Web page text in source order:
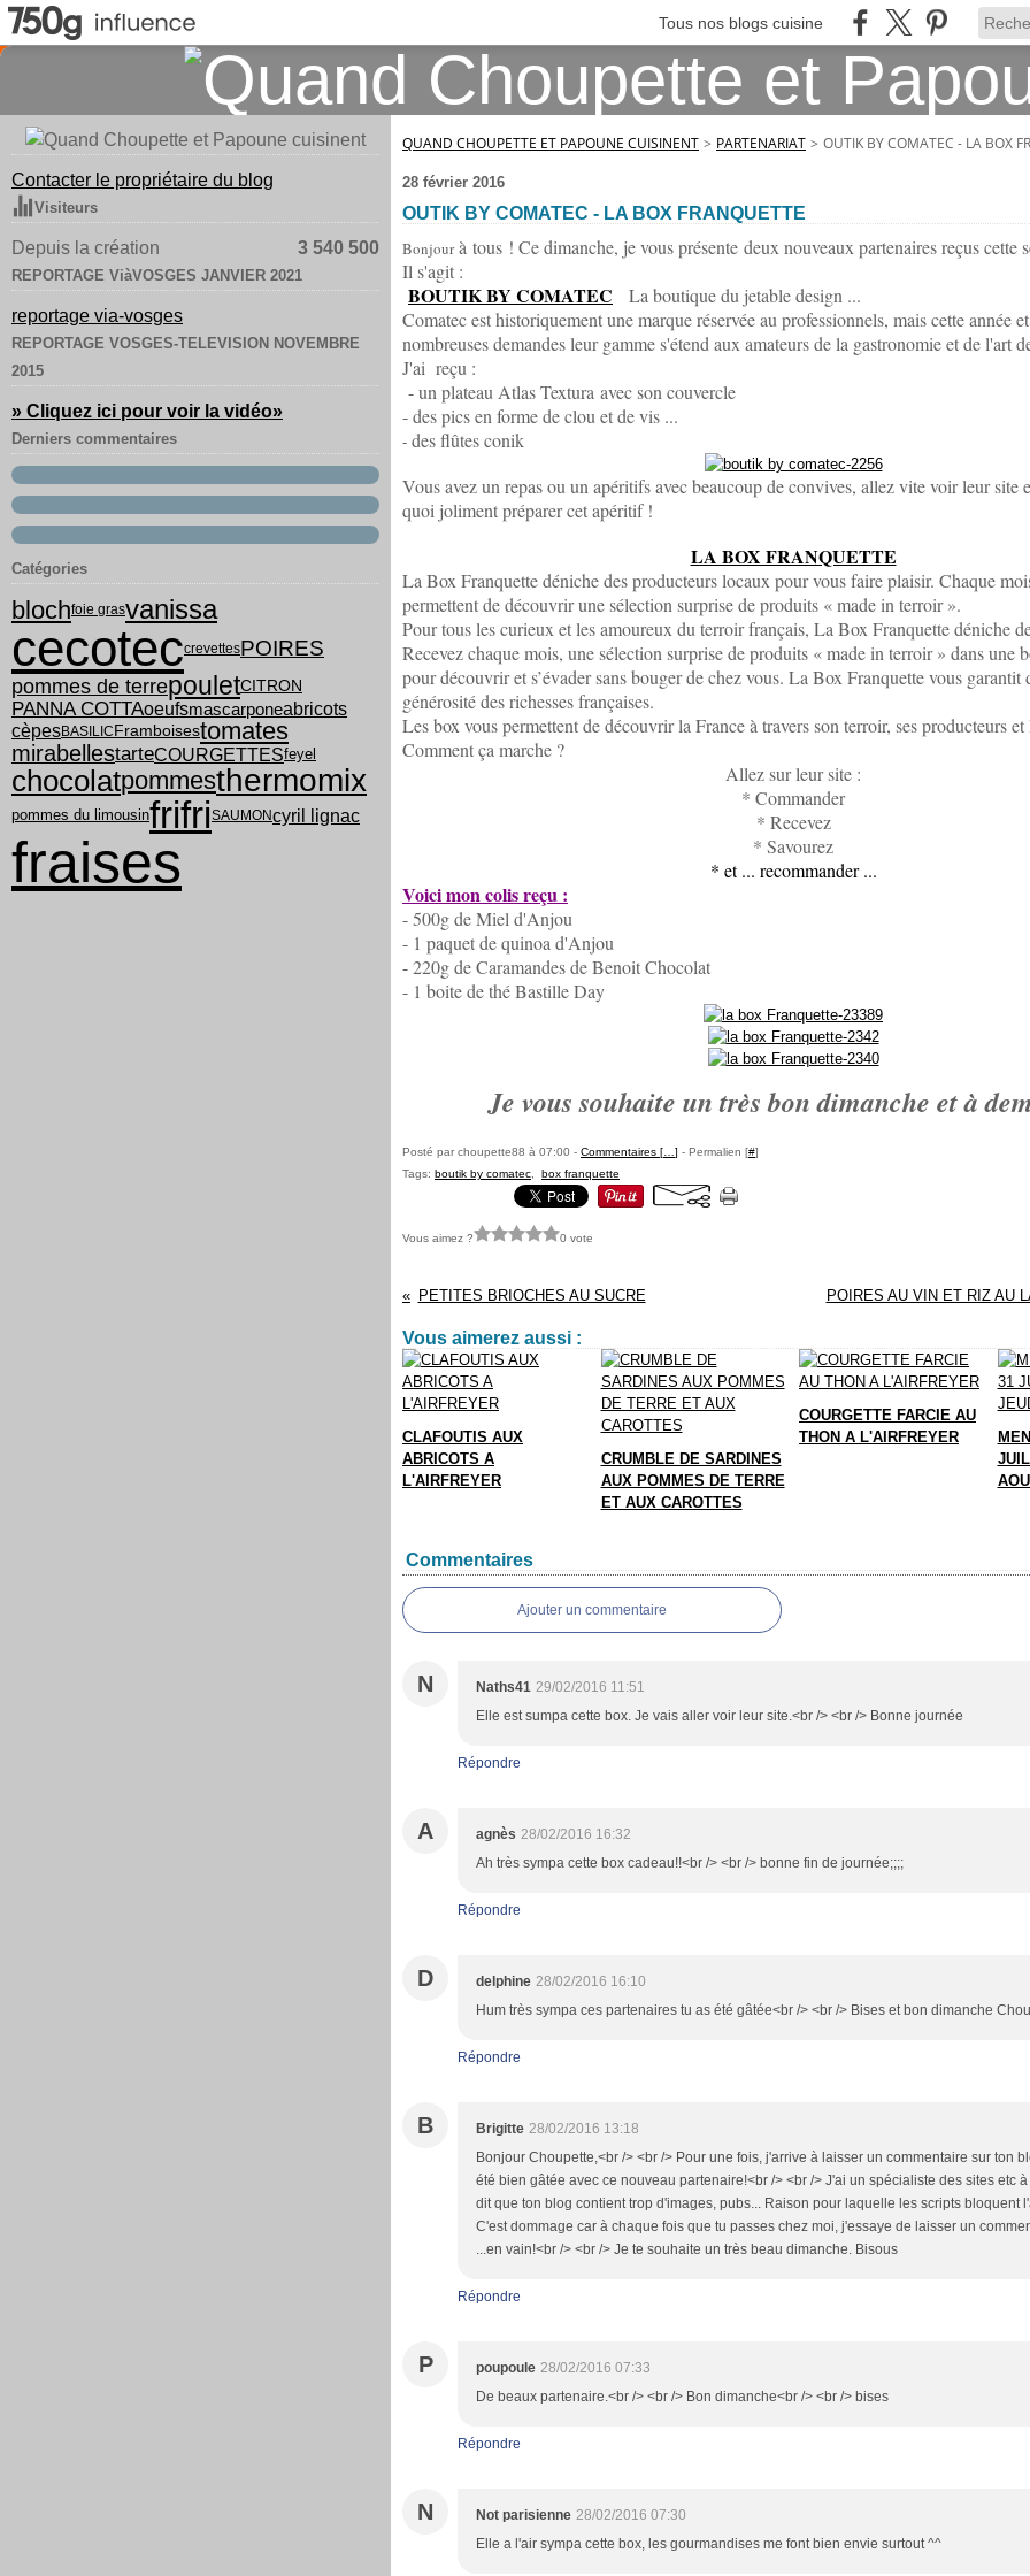
Tous nos blogs cuisine
Contacter le propriétaire du blog
Visiteurs
Depuis la création 3 540 500
REPORTAGE ViàVOSGES JANVIER 2021
reportage via-vosges
REPORTAGE VOSGES-TELEVISION NOVEMBRE
2015
» Cliquez ici pour voir la vidéo»
Derniers commentaires
Catégories
blochfoie grasvanissa
cecoteccrevettesPOIRES
pommes de terrepouletCITRON
PANNA COTTAoeufsmascarponeabricots
cèpesBASILIC Framboisestomates
mirabellestarteCOURGETTESfeyel
chocolatpommesthermomix
pommes du limousinfrifriSAUMONcyril lignac
fraises
QUAND CHOUPETTE ET PAPOUNE CUISINENT > PARTENARIAT > OUTIK BY COMATEC - LA BOX
28 février 2016
OUTIK BY COMATEC - LA BOX FRANQUETTE
Bonjourà tous ! Ce dimanche, je vous présente deux nouveaux partenaires reçus cette
Il s'agit :
BOUTIK BY COMATEC
La boutique du jetable design ...
Comatec est historiquement une marque réservée au professionnels, mais cette année
nombreuses demandes leur gamme s'étend aux amateurs de la gastronomie et de l'art
J'ai reçu :
- un plateau Atlas Textura avec son couvercle
- des pics en forme de clou et de vis ...
- des flûtes conik
Vous avez un repas ou un apéritifs avec beaucoup de convives, allez vite voir leur site
quoi joliment préparer cet apéritif !
LA BOX FRANQUETTE
La Box Franquette déniche des producteurs locaux pour vous faire plaisir. Chaque
permettent de découvrir une sélection surprise de produits « made in terroir ».
Pour tous les curieux et les amoureux du terroir français, La Box Franquette déniche
Recevez chaque mois, une sélection surprise de produits « made in terroir » dans une
pour découvrir et s’évader sans bouger de chez vous. La Box Franquette vous garantit
générosité des richesses françaises.
Les box vous permettent de découvrir la France à travers son terroir, ses producteurs
Comment ça marche ?
Allez sur leur site :
* Commander
* Recevez
* Savourez
* et ... recommander ...
Voici mon colis reçu :
- 500g de Miel d'Anjou
- 1 paquet de quinoa d'Anjou
- 220g de Caramandes de Benoit Chocolat
- 1 boite de thé Bastille Day
Je vous souhaite un très bon dimanche et à
Posté par choupette88 à 07:00 - Commentaires [ ] - Permalien [#]
Tags: boutik by comatec box franquette
Vous aimez ? 0 vote
PETITES BRIOCHES AU SUCRE POIRES AU VIN ET RIZ AU
Vous aimerez aussi :
CLAFOUTIS AUX
ABRICOTS A
L'AIRFREYER
CRUMBLE DE SARDINES
AUX POMMES DE TERRE
ET AUX CAROTTES
COURGETTE FARCIE AU
THON A L'AIRFREYER
Commentaires
Ajouter un commentaire
N Naths41 29/02/2016 11:51
Elle est sumpa cette box. Je vais aller voir leur site.<br /> <br /> Bonne journée
Répondre
A agnès 28/02/2016 16:32
Ah très sympa cette box cadeau!!<br /> <br /> bonne fin de journée;;;;
Répondre
D delphine 28/02/2016 16:10
Hum très sympa ces partenaires tu as été gâtée<br /> <br /> Bises et bon dimanche
Répondre
B Brigitte 28/02/2016 13:18
Bonjour Choupette,<br /> <br /> Pour une fois, j'arrive à laisser un commentaire sur ton
été bien gâtée avec ce nouveau partenaire!<br /> <br /> J'ai un spécialiste des sites etc
dit que ton blog contient trop d'images, pubs... Raison pour laquelle les scripts bloquent
C'est dommage car à chaque fois que tu passes chez moi, j'essaye de laisser un
...en vain!<br /> <br /> Je te souhaite un très beau dimanche. Bisous
Répondre
P poupoule 28/02/2016 07:33
De beaux partenaire.<br /> <br /> Bon dimanche<br /> <br /> bises
Répondre
N Not parisienne 28/02/2016 07:30
Elle a l'air sympa cette box, les gourmandises me font bien envie surtout ^^